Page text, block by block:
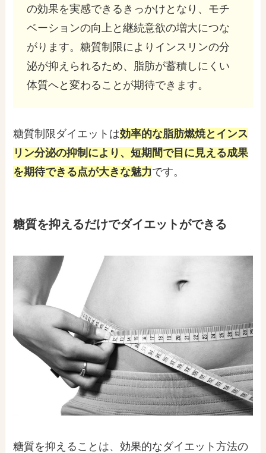
の効果を実感できるきっかけとなり、モチ
ベーションの向上と継続意欲の増大につな
がります。糖質制限によりインスリンの分
泌が抑えられるため、脂肪が蓄積しにくい
体質へと変わることが期待できます。
糖質制限ダイエットは効率的な脂肪燃焼とインス
リン分泌の抑制により、短期間で目に見える成果
を期待できる点が大きな魅力です。
糖質を抑えるだけでダイエットができる
糖質を抑えることは、効果的なダイエット方法の